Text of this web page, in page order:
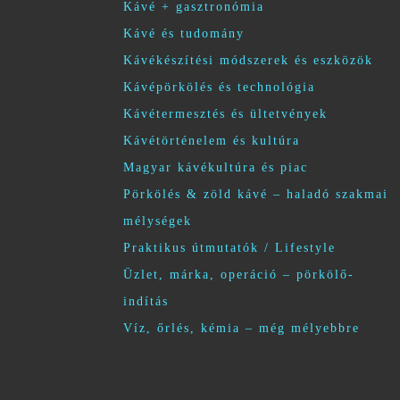
Kávé + gasztronómia
Kávé és tudomány
Kávékészítési módszerek és eszközök
Kávépörkölés és technológia
Kávétermesztés és ültetvények
Kávétörténelem és kultúra
Magyar kávékultúra és piac
Pörkölés & zöld kávé – haladó szakmai
mélységek
Praktikus útmutatók / Lifestyle
Üzlet, márka, operáció – pörkölő-
indítás
Víz, őrlés, kémia – még mélyebbre